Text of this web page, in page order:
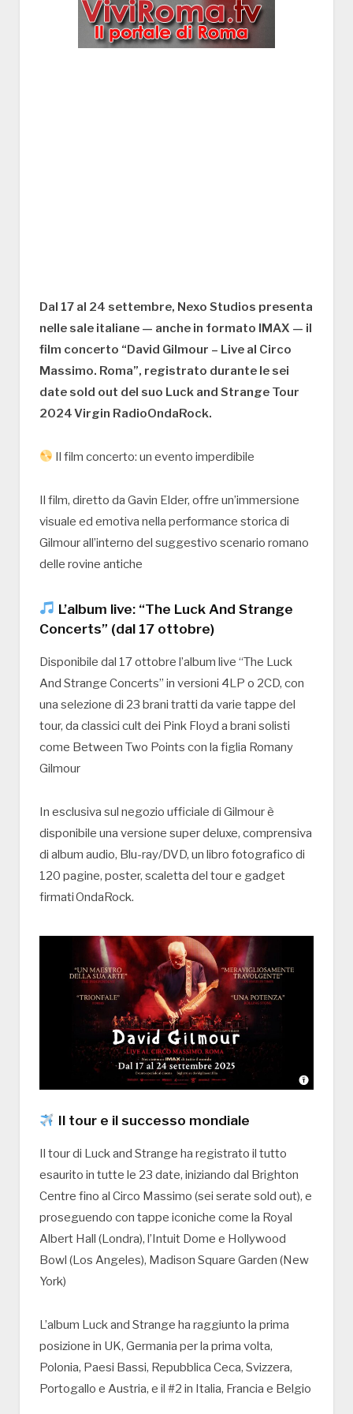
Dal 17 al 24 settembre, Nexo Studios presenta
nelle sale italiane — anche in formato IMAX — il
film concerto “David Gilmour – Live al Circo
Massimo. Roma”, registrato durante le sei
date sold out del suo Luck and Strange Tour
2024 Virgin RadioOndaRock.
Il film concerto: un evento imperdibile
Il film, diretto da Gavin Elder, offre un’immersione
visuale ed emotiva nella performance storica di
Gilmour all’interno del suggestivo scenario romano
delle rovine antiche
L’album live: “The Luck And Strange
Concerts” (dal 17 ottobre)
Disponibile dal 17 ottobre l’album live “The Luck
And Strange Concerts” in versioni 4LP o 2CD, con
una selezione di 23 brani tratti da varie tappe del
tour, da classici cult dei Pink Floyd a brani solisti
come Between Two Points con la figlia Romany
Gilmour
In esclusiva sul negozio ufficiale di Gilmour è
disponibile una versione super deluxe, comprensiva
di album audio, Blu-ray/DVD, un libro fotografico di
120 pagine, poster, scaletta del tour e gadget
firmati OndaRock.
Il tour e il successo mondiale
Il tour di Luck and Strange ha registrato il tutto
esaurito in tutte le 23 date, iniziando dal Brighton
Centre fino al Circo Massimo (sei serate sold out), e
proseguendo con tappe iconiche come la Royal
Albert Hall (Londra), l’Intuit Dome e Hollywood
Bowl (Los Angeles), Madison Square Garden (New
York)
L’album Luck and Strange ha raggiunto la prima
posizione in UK, Germania per la prima volta,
Polonia, Paesi Bassi, Repubblica Ceca, Svizzera,
Portogallo e Austria, e il #2 in Italia, Francia e Belgio